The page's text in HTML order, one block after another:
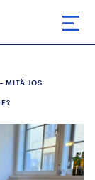
MITÄ JOS